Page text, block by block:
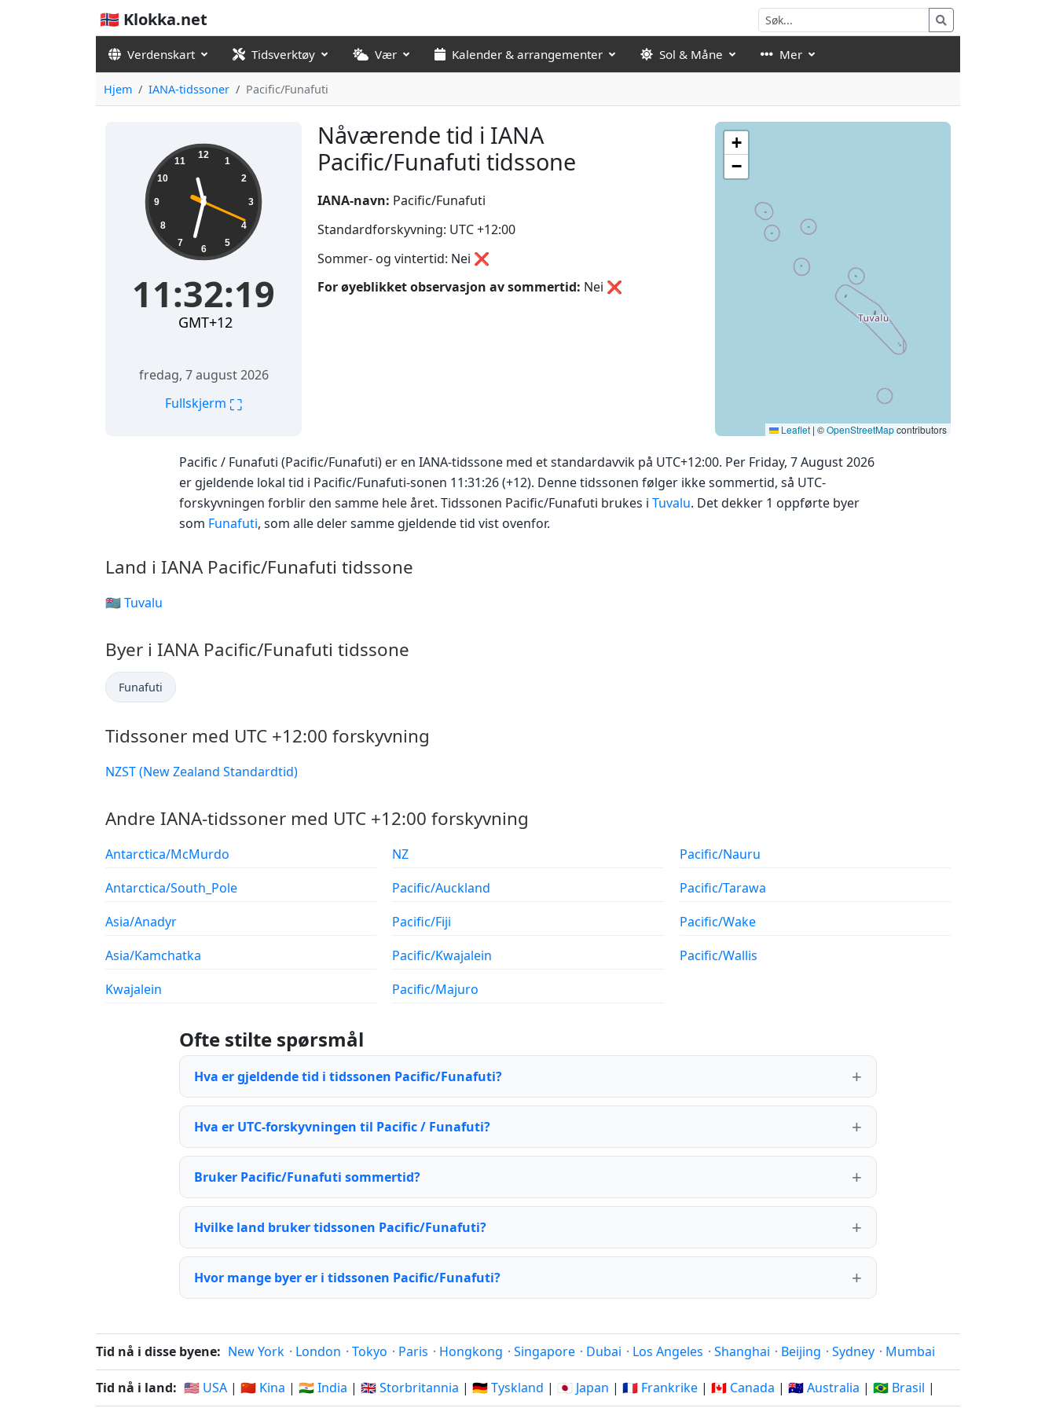
🇳🇴 Klokka.net
Verdenskart Tidsverktøy Vær Kalender & arrangementer Sol & Måne Mer
Hjem IANA-tidssoner Pacific/Funafuti
Nåværende tid i IANA
Pacific/Funafuti tidssone
11:32:20 12
1
2
3
4
5
6
7
8
9
10
11
11:32:20
GMT+12
fredag, 7 august 2026
Fullskjerm ⛶
IANA-navn: Pacific/Funafuti
Standardforskyvning: UTC +12:00
Sommer- og vintertid: Nei ❌
For øyeblikket observasjon av sommertid: Nei ❌
+
−
Leaflet | ©OpenStreetMapcontributors
Pacific / Funafuti (Pacific/Funafuti) er en IANA-tidssone med et standardavvik på UTC+12:00. Per Friday, 7 August 2026
er gjeldende lokal tid i Pacific/Funafuti-sonen 11:31:26 (+12). Denne tidssonen følger ikke sommertid, så UTC-
forskyvningen forblir den samme hele året. Tidssonen Pacific/Funafuti brukes i Tuvalu. Det dekker 1 oppførte byer
som Funafuti, som alle deler samme gjeldende tid vist ovenfor.
Land i IANA Pacific/Funafuti tidssone
🇹🇻 Tuvalu
Byer i IANA Pacific/Funafuti tidssone
Funafuti
Tidssoner med UTC +12:00 forskyvning
NZST (New Zealand Standardtid)
Andre IANA-tidssoner med UTC +12:00 forskyvning
Antarctica/McMurdo
Antarctica/South_Pole
Asia/Anadyr
Asia/Kamchatka
Kwajalein
NZ
Pacific/Auckland
Pacific/Fiji
Pacific/Kwajalein
Pacific/Majuro
Pacific/Nauru
Pacific/Tarawa
Pacific/Wake
Pacific/Wallis
Ofte stilte spørsmål
Hva er gjeldende tid i tidssonen Pacific/Funafuti?
Hva er UTC-forskyvningen til Pacific / Funafuti?
Bruker Pacific/Funafuti sommertid?
Hvilke land bruker tidssonen Pacific/Funafuti?
Hvor mange byer er i tidssonen Pacific/Funafuti?
Tid nå i disse byene: New York · London · Tokyo · Paris · Hongkong · Singapore · Dubai · Los Angeles · Shanghai · Beijing · Sydney · Mumbai
Tid nå i land: 🇺🇸 USA | 🇨🇳 Kina | 🇮🇳 India | 🇬🇧 Storbritannia | 🇩🇪 Tyskland | 🇯🇵 Japan | 🇫🇷 Frankrike | 🇨🇦 Canada | 🇦🇺 Australia | 🇧🇷 Brasil |